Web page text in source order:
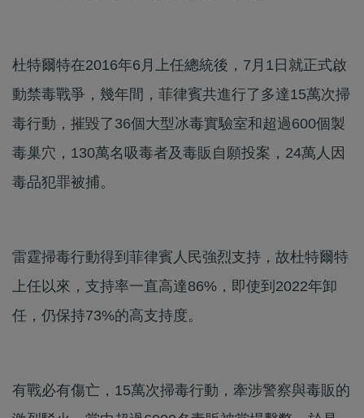
杜特爾特在2016年6月上任總統後，7月1日就正式啟
動禁毒戰爭，幾年間，菲律賓共進行了多達15萬次掃
毒行動，摧毀了36個大型冰毒實驗室和超過600個製
毒巢穴，130萬名吸毒者及毒販自願投案，24萬人因
毒品犯罪被捕。
雷霆掃毒行動得到菲律賓人民強烈支持，故杜特爾特
上任以來，支持率一直高達86%，即使到2022年卸
任，仍保持73%的高支持度。
有戰必有傷亡，15萬次掃毒行動，牽涉警察與毒販的